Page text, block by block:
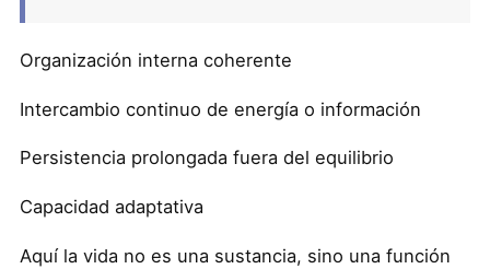
Organización interna coherente
Intercambio continuo de energía o información
Persistencia prolongada fuera del equilibrio
Capacidad adaptativa
Aquí la vida no es una sustancia, sino una función